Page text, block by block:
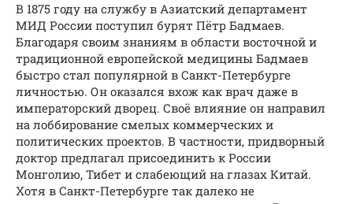
В 1875 году на службу в Азиатский департамент
МИД России поступил бурят Пётр Бадмаев.
Благодаря своим знаниям в области восточной и
традиционной европейской медицины Бадмаев
быстро стал популярной в Санкт-Петербурге
личностью. Он оказался вхож как врач даже в
императорский дворец. Своё влияние он направил
на лоббирование смелых коммерческих и
политических проектов. В частности, придворный
доктор предлагал присоединить к России
Монголию, Тибет и слабеющий на глазах Китай.
Хотя в Санкт-Петербурге так далеко не